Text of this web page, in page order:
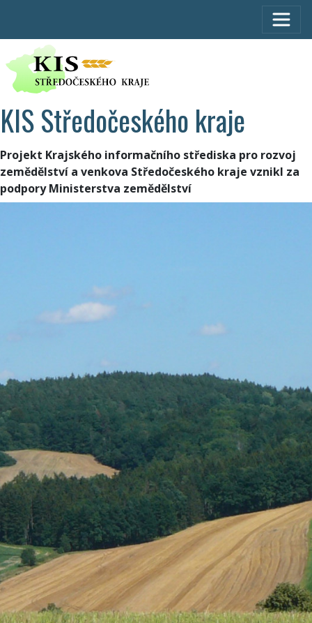
KIS Středočeského kraje
Projekt Krajského informačního střediska pro rozvoj
zemědělství a venkova Středočeského kraje vznikl za
podpory Ministerstva zemědělství